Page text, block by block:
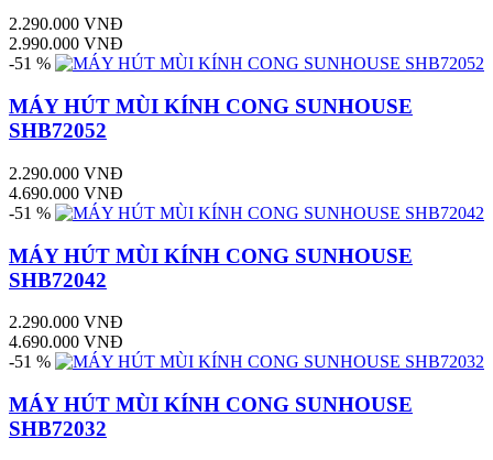
2.290.000 VNĐ
2.990.000 VNĐ
-51 %
MÁY HÚT MÙI KÍNH CONG SUNHOUSE
SHB72052
2.290.000 VNĐ
4.690.000 VNĐ
-51 %
MÁY HÚT MÙI KÍNH CONG SUNHOUSE
SHB72042
2.290.000 VNĐ
4.690.000 VNĐ
-51 %
MÁY HÚT MÙI KÍNH CONG SUNHOUSE
SHB72032